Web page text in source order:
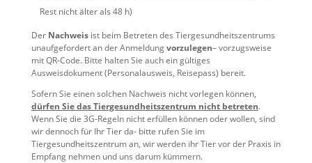
Rest nicht älter als 48 h)
Der Nachweisist beim Betreten des Tiergesundheitszentrums
unaufgefordert an der Anmeldungvorzulegen– vorzugsweise
mit QR-Code. Bitte halten Sie auch ein gültiges
Ausweisdokument (Personalausweis, Reisepass) bereit.
Sofern Sie einen solchen Nachweis nicht vorlegen können,
dürfen Sie das Tiergesundheitszentrum nicht betreten.
Wenn Sie die 3G-Regeln nicht erfüllen können oder wollen, sind
wir dennoch für Ihr Tier da- bitte rufen Sie im
Tiergesundheitszentrum an, wir werden ihr Tier vor der Praxis in
Empfang nehmen und uns darum kümmern.